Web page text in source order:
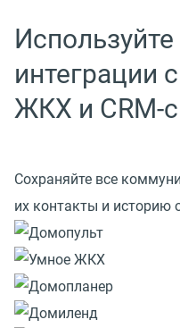
интеграции
ЖКХ и СRM-
Сохраняйте все
их контакты и историю